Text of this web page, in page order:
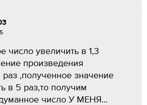
число увеличить в 1,3
произведения
раз ,полученное значение
в 5 раз,то получим
число У МЕНЯ...